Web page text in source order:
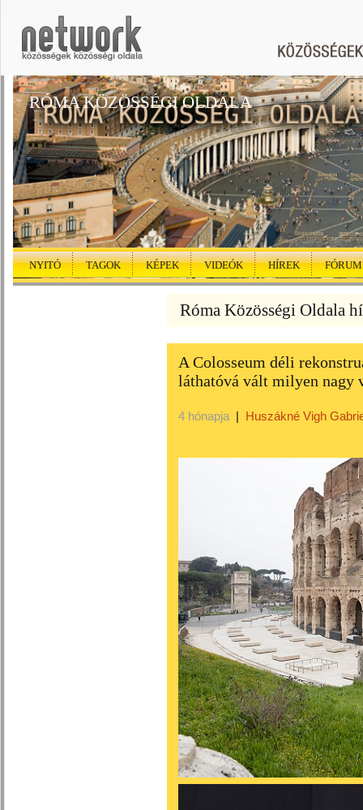
RÓMA KÖZÖSSÉGI OLDALA
NYITÓ TAGOK KÉPEK VIDEÓK HÍREK FÓRUM
Róma Közösségi Oldala
A Colosseum déli
láthatóvá vált milyen nagy
4 hónapja | Huszákné Vigh